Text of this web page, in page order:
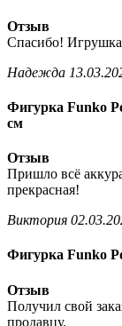
Отзыв
Спасибо! Игрушка
Надежда
Фигурка Funko
см
Отзыв
Пришло всё
прекрасная!
Виктория
Фигурка Funko
Отзыв
Получил свой
продавцу.